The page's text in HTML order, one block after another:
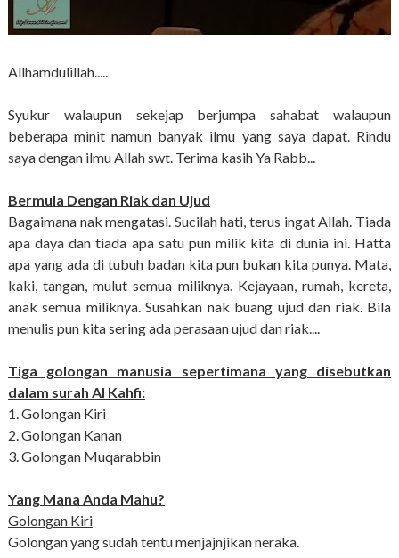
Allhamdulillah.....
Syukur walaupun sekejap berjumpa sahabat walaupun
beberapa minit namun banyak ilmu yang saya dapat. Rindu
saya dengan ilmu Allah swt. Terima kasih Ya Rabb...
Bermula Dengan Riak dan Ujud
Bagaimana nak mengatasi. Sucilah hati, terus ingat Allah. Tiada
apa daya dan tiada apa satu pun milik kita di dunia ini. Hatta
apa yang ada di tubuh badan kita pun bukan kita punya. Mata,
kaki, tangan, mulut semua miliknya. Kejayaan, rumah, kereta,
anak semua miliknya. Susahkan nak buang ujud dan riak. Bila
menulis pun kita sering ada perasaan ujud dan riak....
Tiga golongan manusia sepertimana yang disebutkan
dalam surah Al Kahfi:
1. Golongan Kiri
2. Golongan Kanan
3. Golongan Muqarabbin
Yang Mana Anda Mahu?
Golongan Kiri
Golongan yang sudah tentu menjajnjikan neraka.